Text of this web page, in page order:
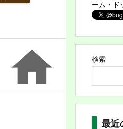

ーム・ド
検索
最近